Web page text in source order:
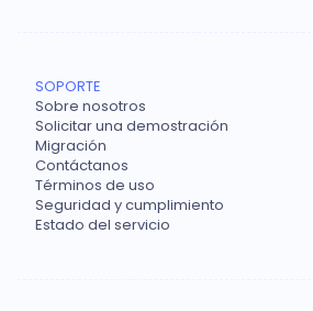
SOPORTE
Sobre nosotros
Solicitar una demostración
Migración
Contáctanos
Términos de uso
Seguridad y cumplimiento
Estado del servicio